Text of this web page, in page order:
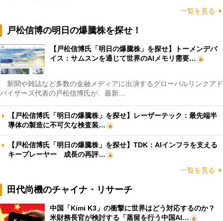
一覧を見る
戸松信博の明日の爆騰株を探せ！
【戸松信博氏「明日の爆騰株」を探せ】トーメンデバ
イス：サムスンを通じて世界のAIメモリ需要…
新聞や雑誌など多数の金融メディアに出演するグローバルリンクアド
バイザーズ代表の戸松信博氏が、最新…
【戸松信博氏「明日の爆騰株」を探せ】レーザーテック：最先端半
導体の製造に不可欠な検査装…
【戸松信博氏「明日の爆騰株」を探せ】TDK：AIインフラを支える
キープレーヤー 成長の再評…
一覧を見る
田代尚機のチャイナ・リサーチ
中国「Kimi K3」の衝撃に世界はどう対応するのか？
米財務長官が検討する「蒸留を行う中国AI…